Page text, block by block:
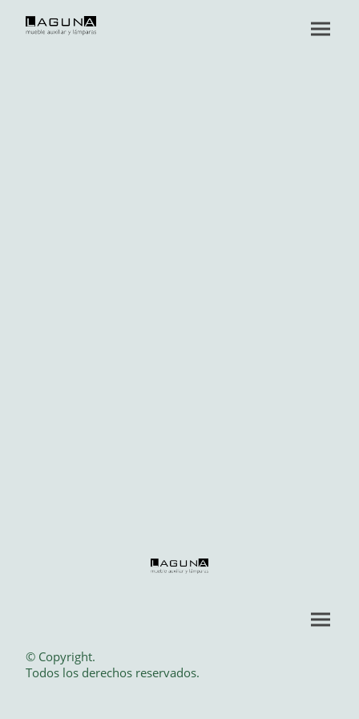
© Copyright.
Todos los derechos reservados.